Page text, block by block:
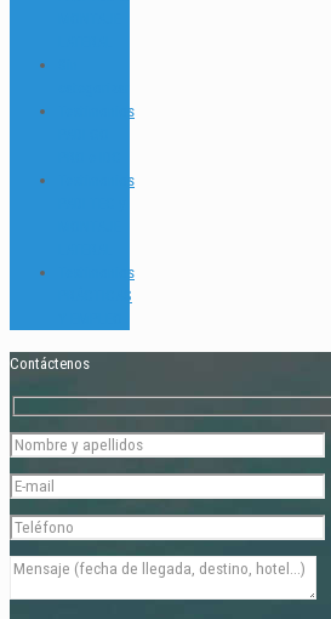
Testimonios
Testimonios
Testimonios
PRÁCTICAS
Contáctenos